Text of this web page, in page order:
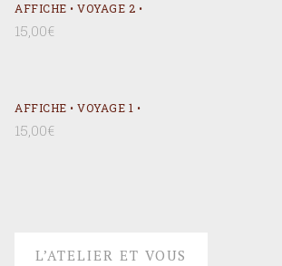
AFFICHE • VOYAGE 2 •
15,00€
AFFICHE • VOYAGE 1 •
15,00€
L’ATELIER ET VOUS